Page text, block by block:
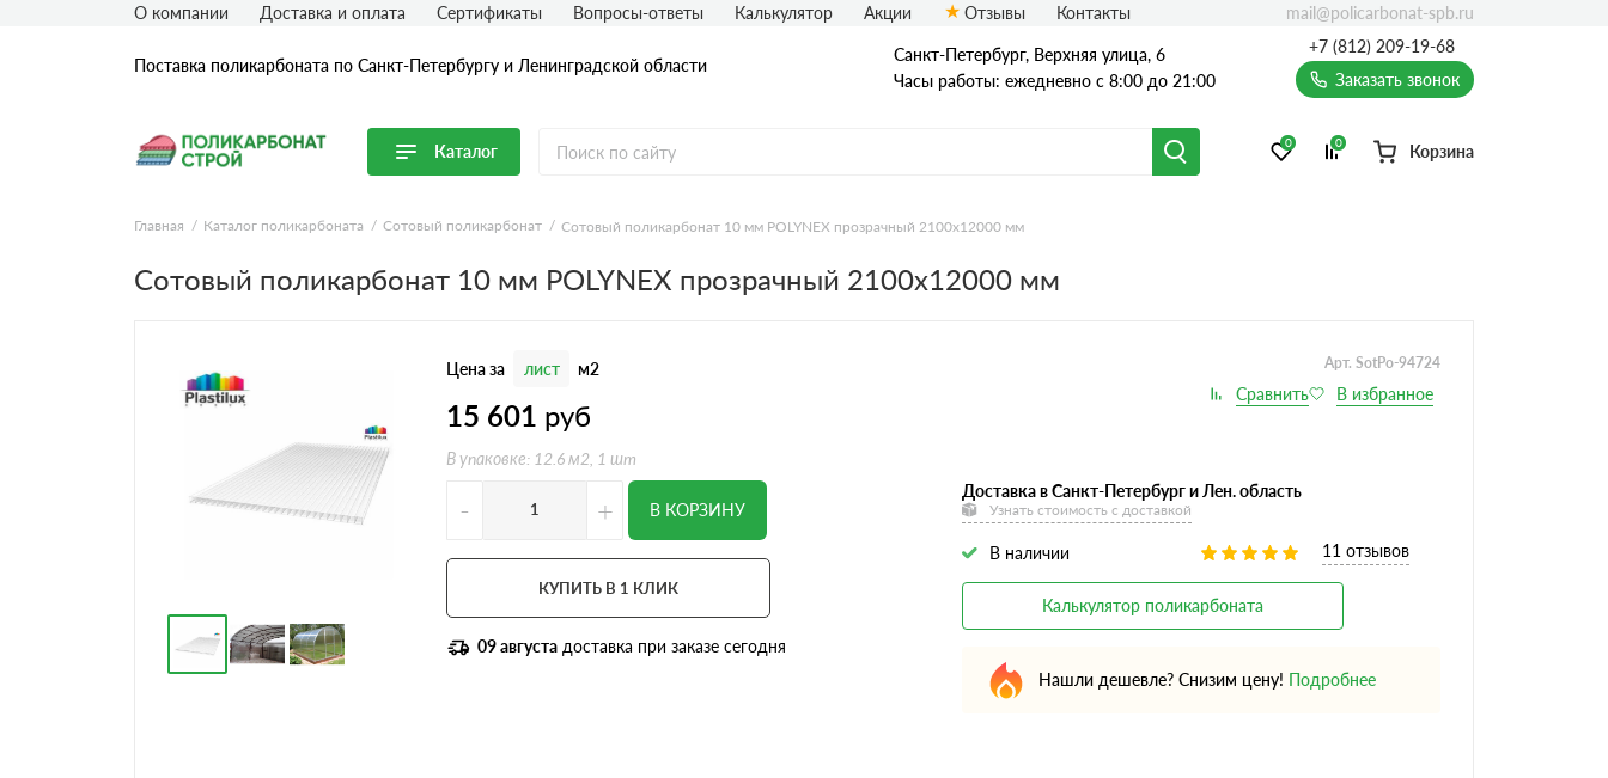
Поставка поликарбоната по Санкт-Петербургу и Ленинградской области
Санкт-Петербург, Верхняя улица, 6
Часы работы: ежедневно с 8:00 до 21:00
+7 (812) 209-19-68
Заказать звонок
Каталог
Перейти в каталог
Продуктовые линейки
Профилированный поликарбонат
Комплектующие для поликарбоната
0 0 Корзина
О компании Доставка и оплата Сертификаты Вопросы-ответы Калькулятор Акции Отзывы Контакты mail@policarbonat-spb.ru
Главная Каталог поликарбоната Сотовый поликарбонат Сотовый поликарбонат 10 мм POLYNEX прозрачный 2100х12000 мм
Сотовый поликарбонат 10 мм POLYNEX прозрачный 2100х12000 мм
Цена за лист м2
15 601 руб
В упаковке: 12.6 м2, 1 шт
Арт. SotPo-94724
- + В КОРЗИНУ
КУПИТЬ В 1 КЛИК
09 августа доставка при заказе сегодня
Доставка в Санкт-Петербург и Лен. область
Узнать стоимость с доставкой
В наличии 11 отзывов
Калькулятор поликарбоната
Нашли дешевле? Снизим цену! Подробнее